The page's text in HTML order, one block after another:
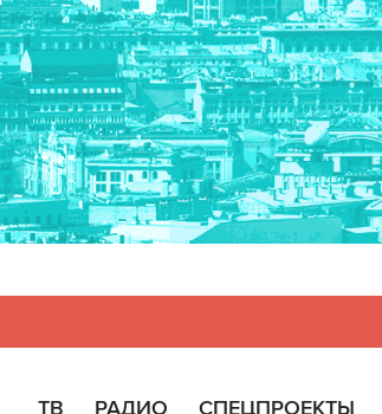
ТВ РАДИО СПЕЦПРОЕКТЫ